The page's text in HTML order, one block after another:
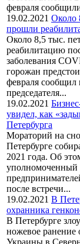
февраля
19.02.2021 Около
прошли
Около 8,5 тыс.
реабилитацию
заболевания
горожан
февраля сообщил
председателя...
19.02.2021
увидел, как
Петербурга
Мораторий на
Петербурге
2021 года. Об
уполномоченный
после встречи...
19.02.2021 В
охранника
В Петербурге
ножевое ранение
Украины в